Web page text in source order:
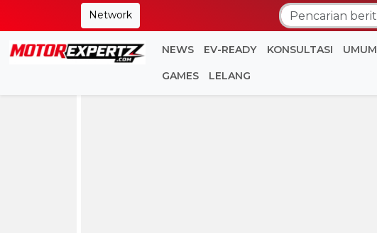
Network
NEWS EV-READY KONSULTASI UMUM
GAMES LELANG